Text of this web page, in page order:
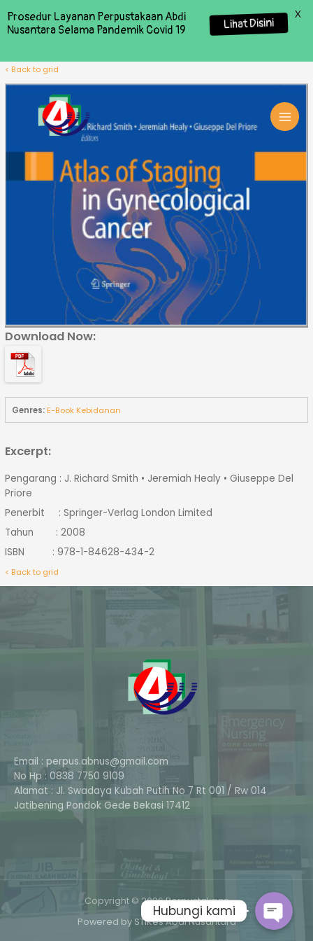
< Back to grid
Download Now:
Genres:E-Book Kebidanan
Excerpt:
Pengarang : J. Richard Smith • Jeremiah Healy • Giuseppe Del
Priore
Penerbit : Springer-Verlag London Limited
Tahun : 2008
ISBN : 978-1-84628-434-2
< Back to grid
Email : perpus.abnus@gmail.com
No Hp : 0838 7750 9109
Alamat : Jl. Swadaya Kubah Putih No 7 Rt 001 / Rw 014
Jatibening Pondok Gede Bekasi 17412
Copyright © 2026 Perpustakaan
Powered by STIKes Abdi Nusantara
Prosedur Layanan Perpustakaan Abdi
Nusantara Selama Pandemik Covid 19
Lihat Disini
X
Hubungi kami